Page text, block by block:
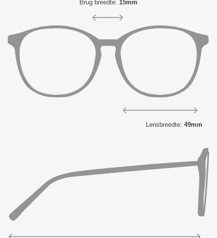
Brug breedte: 15mm
Lensbreedte: 49mm